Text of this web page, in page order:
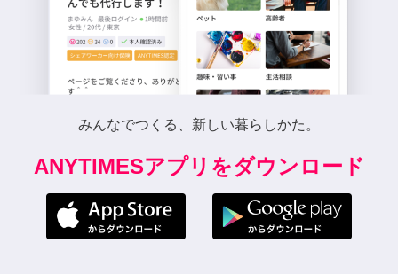
みんなでつくる、新しい暮らしかた。
ANYTIMESアプリをダウンロード